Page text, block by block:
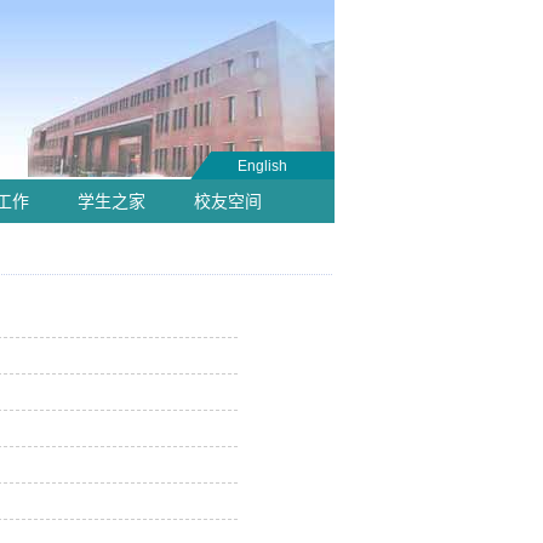
English
作 学生之家 校友空间